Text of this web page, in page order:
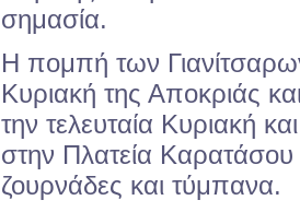
σημασία.
Η πομπή των
Κυριακή της Αποκριάς
την τελευταία Κυριακή
στην Πλατεία
ζουρνάδες και τύμπανα.